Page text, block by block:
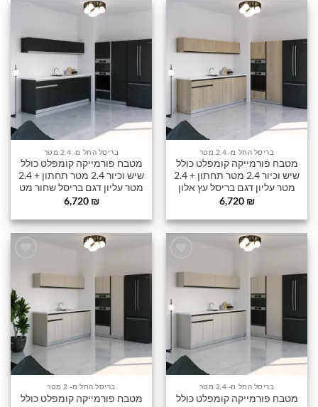
שלי
בריסל החל מ- 2.4 מטר
מטבח פורמייקה קומפלט כולל
שיש וכיור 2.4 מטר תחתון + 2.4
מטר עליון דגם בריסל עץ אלון
6,720 ₪
שלי
בריסל החל מ- 2.4 מטר
מטבח פורמייקה קומפלט כולל
שיש וכיור 2.4 מטר תחתון + 2.4
מטר עליון דגם בריסל שחור מט
6,720 ₪
שלי
בריסל החל מ- 2.4 מטר
מטבח פורמייקה קומפלט כולל
שלי
בריסל החל מ- 2 מטר
מטבח פורמייקה קומפלט כולל